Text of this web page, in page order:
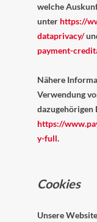
welche
unter https://
dataprivacy/
payment-
Nähere
Verwendung
https://
y-full.
Cookies
Unsere